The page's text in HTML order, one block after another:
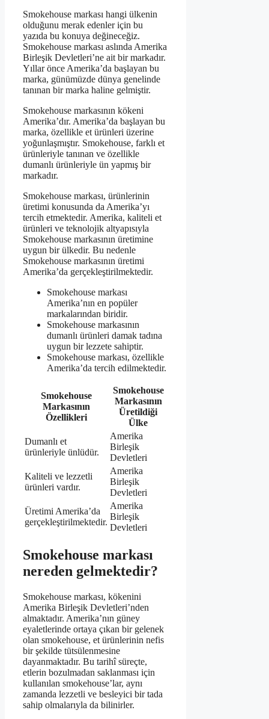
Smokehouse markası hangi ülkenin
olduğunu merak edenler için bu
yazıda bu konuya değineceğiz.
Smokehouse markası aslında Amerika
Birleşik Devletleri’ne ait bir markadır.
Yıllar önce Amerika’da başlayan bu
marka, günümüzde dünya genelinde
tanınan bir marka haline gelmiştir.
Smokehouse markasının kökeni
Amerika’dır. Amerika’da başlayan bu
marka, özellikle et ürünleri üzerine
yoğunlaşmıştır. Smokehouse, farklı et
ürünleriyle tanınan ve özellikle
dumanlı ürünleriyle ün yapmış bir
markadır.
Smokehouse markası, ürünlerinin
üretimi konusunda da Amerika’yı
tercih etmektedir. Amerika, kaliteli et
ürünleri ve teknolojik altyapısıyla
Smokehouse markasının üretimine
uygun bir ülkedir. Bu nedenle
Smokehouse markasının üretimi
Amerika’da gerçekleştirilmektedir.
Smokehouse markası
Amerika’nın en popüler
markalarından biridir.
Smokehouse markasının
dumanlı ürünleri damak tadına
uygun bir lezzete sahiptir.
Smokehouse markası, özellikle
Amerika’da tercih edilmektedir.
Smokehouse
Markasının
Özellikleri
Smokehouse
Markasının
Üretildiği
Ülke
Dumanlı et
ürünleriyle ünlüdür.
Amerika
Birleşik
Devletleri
Kaliteli ve lezzetli
ürünleri vardır.
Amerika
Birleşik
Devletleri
Üretimi Amerika’da
gerçekleştirilmektedir.
Amerika
Birleşik
Devletleri
Smokehouse markası
nereden gelmektedir?
Smokehouse markası, kökenini
Amerika Birleşik Devletleri’nden
almaktadır. Amerika’nın güney
eyaletlerinde ortaya çıkan bir gelenek
olan smokehouse, et ürünlerinin nefis
bir şekilde tütsülenmesine
dayanmaktadır. Bu tarihî süreçte,
etlerin bozulmadan saklanması için
kullanılan smokehouse’lar, aynı
zamanda lezzetli ve besleyici bir tada
sahip olmalarıyla da bilinirler.